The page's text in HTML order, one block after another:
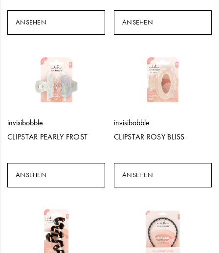
ANSEHEN ANSEHEN
invisibobble
CLIPSTAR PEARLY FROST
ANSEHEN
invisibobble
CLIPSTAR ROSY BLISS
ANSEHEN